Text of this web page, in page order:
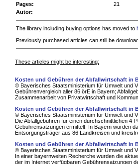
Pages:
21
Autor:
The library including buying options has moved to
Previously purchased articles can still be
These articles might be interesting:
Kosten und Gebühren der Abfallwirtschaft in
© Bayerisches Staatsministerium für Umwelt und
Gebührenvergleich aller 86 örE in Bayern;
Zusammenarbeit von Privatwirtschaft und
Kosten und Gebühren der Abfallwirtschaft in
© Bayerisches Staatsministerium für Umwelt und
Die Abfallgebühren für einen durchschnittlichen
Gebührensatzungen ermittelt. In Bayern wurden
Entsorgungsträger aus 86 Landkreisen und
Kosten und Gebühren der Abfallwirtschaft in
© Bayerisches Staatsministerium für Umwelt und
In einer bayernweiten Recherche wurden die
der im Internet verfügbaren Gebührensatzungen